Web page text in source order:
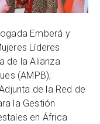
Emberá y
Líderes
de la Alianza
(AMPB);
de la Red de
la Gestión
en África